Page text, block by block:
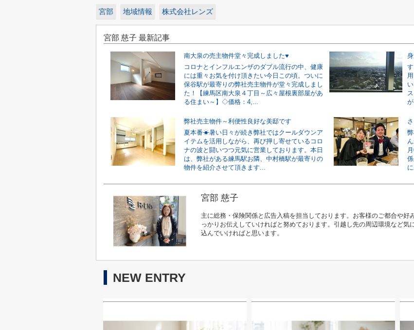
宮部 地域情報 株式会社レンズ
宮部 慈子 最新記事
南大泉の売主物件堂々完成しました♥
コロナとインフルエンザのダブル流行の中、健康
には重々お気を付け頂きたい今日この頃。ついに
保谷駅が最寄りの弊社売主物件が堂々完成しまし
た！【練馬区南大泉４丁目～広々屋根裏部屋があ
る住まい～】◇価格：4,...
弊社売主物件～利便性良好な美邸です
夏本番☀暑い日々が続き弊社ではクールダウンア
イテムを活用しながら、再び押し寄せているコロ
ナの波と闘いつつ元気に営業しております。本日
は、弊社がある練馬駅お隣、中村橋駅が最寄りの
物件を紹介させて頂きます...
宮部 慈子
主に総務・保険関係と広告入稿を担当しております。お客様のご都合や好
っかりお伝えしていければと努めております。引越し先の周辺環境など気
込んでいければと思います。
NEW ENTRY